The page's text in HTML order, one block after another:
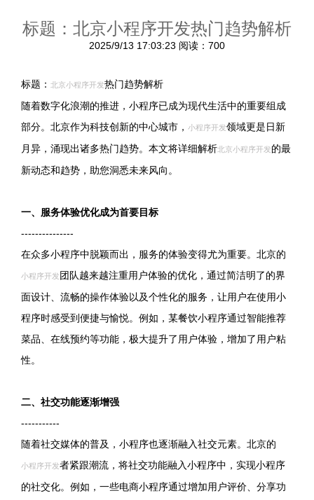
标题：北京小程序开发热门趋势解析
2025/9/13 17:03:23 阅读：700
标题： 北京小程序开发热门趋势解析
随着数字化浪潮的推进，小程序已成为现代生活中的重要组成
部分。北京作为科技创新的中心城市， 小程序开发领域更是日新
月异，涌现出诸多热门趋势。本文将详细解析北京小程序开发的最
新动态和趋势，助您洞悉未来风向。
一、服务体验优化成为首要目标
---------------
在众多小程序中脱颖而出，服务的体验变得尤为重要。北京的
小程序开发团队越来越注重用户体验的优化，通过简洁明了的界
面设计、流畅的操作体验以及个性化的服务，让用户在使用小
程序时感受到便捷与愉悦。例如，某餐饮小程序通过智能推荐
菜品、在线预约等功能，极大提升了用户体验，增加了用户粘
性。
二、社交功能逐渐增强
-----------
随着社交媒体的普及，小程序也逐渐融入社交元素。北京的
小程序开发者紧跟潮流，将社交功能融入小程序中，实现小程序
的社交化。例如，一些电商小程序通过增加用户评价、分享功